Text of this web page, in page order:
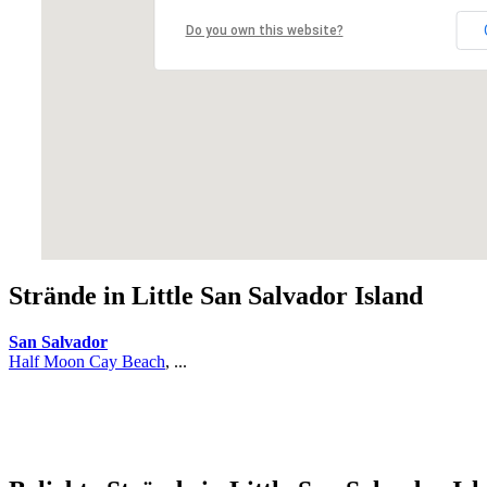
Do you own this website?
Strände in Little San Salvador Island
San Salvador
Half Moon Cay Beach, ...